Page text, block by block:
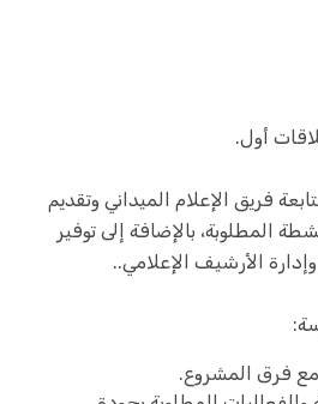
أول.
فريق الإعلام الميداني وتقديم
المطلوبة، بالإضافة إلى توفير
وإدارة الأرشيف الإعلامي..
مع فرق المشروع.